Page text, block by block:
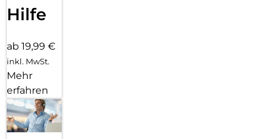
Hilfe
ab 19,99 €
inkl. MwSt.
Mehr
erfahren